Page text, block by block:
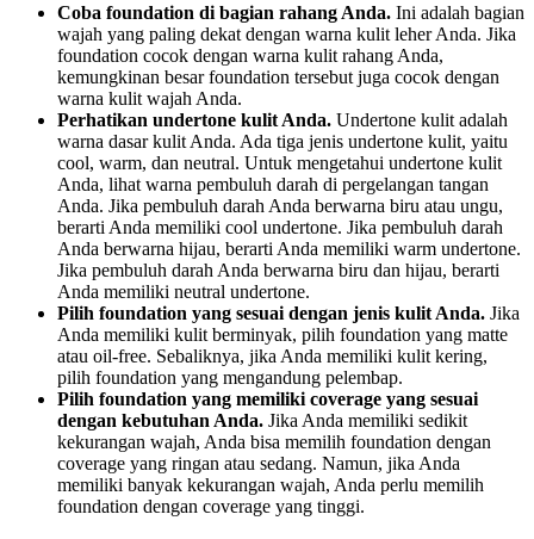
Coba foundation di bagian rahang Anda. Ini adalah bagian
wajah yang paling dekat dengan warna kulit leher Anda. Jika
foundation cocok dengan warna kulit rahang Anda,
kemungkinan besar foundation tersebut juga cocok dengan
warna kulit wajah Anda.
Perhatikan undertone kulit Anda. Undertone kulit adalah
warna dasar kulit Anda. Ada tiga jenis undertone kulit, yaitu
cool, warm, dan neutral. Untuk mengetahui undertone kulit
Anda, lihat warna pembuluh darah di pergelangan tangan
Anda. Jika pembuluh darah Anda berwarna biru atau ungu,
berarti Anda memiliki cool undertone. Jika pembuluh darah
Anda berwarna hijau, berarti Anda memiliki warm undertone.
Jika pembuluh darah Anda berwarna biru dan hijau, berarti
Anda memiliki neutral undertone.
Pilih foundation yang sesuai dengan jenis kulit Anda. Jika
Anda memiliki kulit berminyak, pilih foundation yang matte
atau oil-free. Sebaliknya, jika Anda memiliki kulit kering,
pilih foundation yang mengandung pelembap.
Pilih foundation yang memiliki coverage yang sesuai
dengan kebutuhan Anda. Jika Anda memiliki sedikit
kekurangan wajah, Anda bisa memilih foundation dengan
coverage yang ringan atau sedang. Namun, jika Anda
memiliki banyak kekurangan wajah, Anda perlu memilih
foundation dengan coverage yang tinggi.